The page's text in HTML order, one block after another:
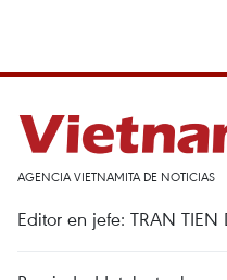
AGENCIA VIETNAMITA DE NOTICIAS
Editor en jefe: TRAN TIEN